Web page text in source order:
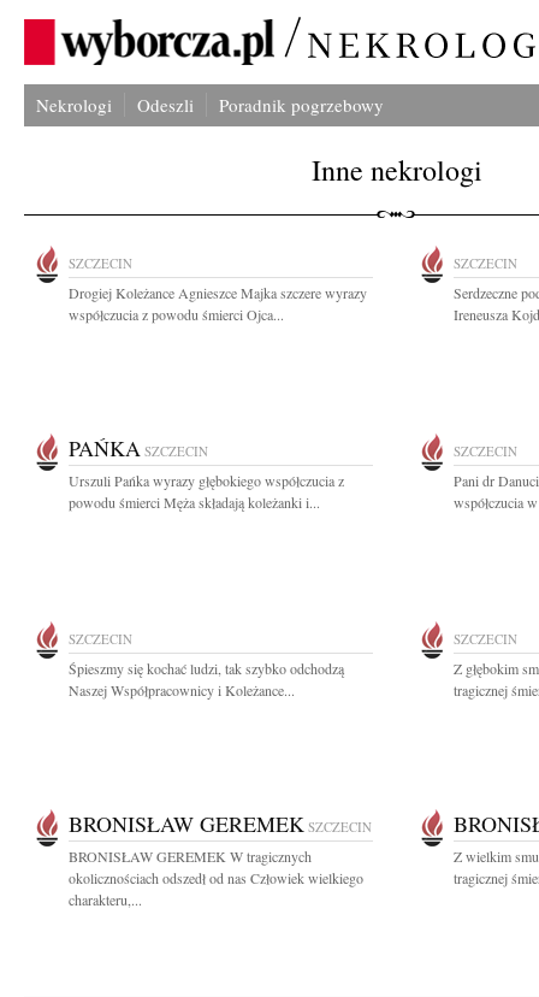
Nekrologi Odeszli Poradnik pogrzebowy
Inne nekrologi
SZCZECIN
Drogiej Koleżance Agnieszce Majka szczere wyrazy
współczucia z powodu śmierci Ojca...
SZCZECIN
Serdzeczne
Ireneusza
PAŃKA SZCZECIN
Urszuli Pańka wyrazy głębokiego współczucia z
powodu śmierci Męża składają koleżanki i...
SZCZECIN
Pani dr
współczucia
SZCZECIN
Śpieszmy się kochać ludzi, tak szybko odchodzą
Naszej Współpracownicy i Koleżance...
SZCZECIN
Z głębokim
tragicznej
BRONISŁAW GEREMEK SZCZECIN
BRONISŁAW GEREMEK W tragicznych
okolicznościach odszedł od nas Człowiek wielkiego
charakteru,...
Z wielkim
tragicznej